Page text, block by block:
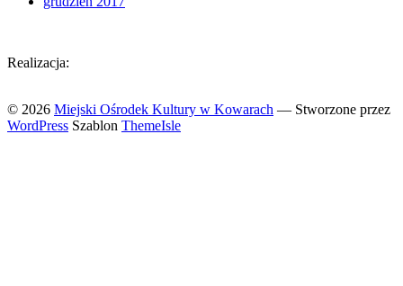
Realizacja:
© 2026 Miejski Ośrodek Kultury w Kowarach — Stworzone przez
WordPress Szablon ThemeIsle